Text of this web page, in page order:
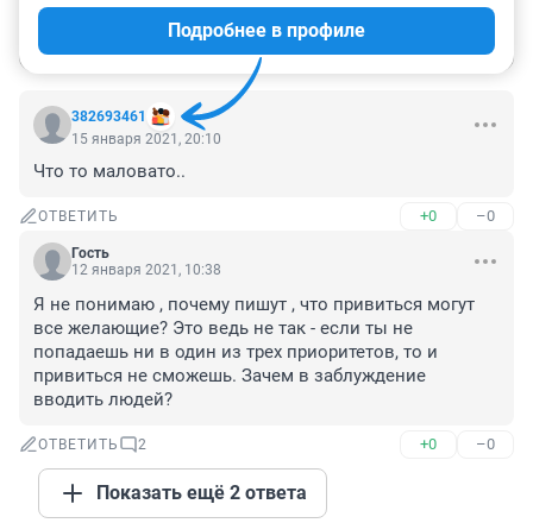
382693461
Подробнее в профиле
15 января 2021, 20:10
Что то маловато..
ОТВЕТИТЬ +0 –0
Гость
12 января 2021, 10:38
Я не понимаю , почему пишут , что привиться могут
все желающие? Это ведь не так - если ты не
попадаешь ни в один из трех приоритетов, то и
привиться не сможешь. Зачем в заблуждение
вводить людей?
ОТВЕТИТЬ 2 +0 –0
Показать ещё 2 ответа